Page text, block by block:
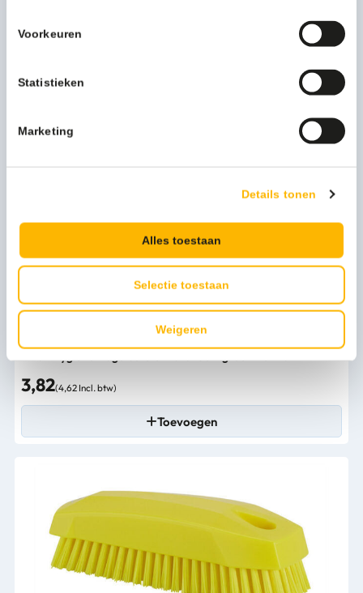
Voorkeuren
Statistieken
Marketing
Details tonen
Alles toestaan
Selectie toestaan
Weigeren
3,82(4,62 Incl. btw)
3,82(4,62 Incl. btw)
Toevoegen